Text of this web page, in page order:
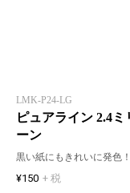
LMK-P24-LG
ピュアライン 2.4
ーン
黒い紙にもきれいに発色
¥150 + 税